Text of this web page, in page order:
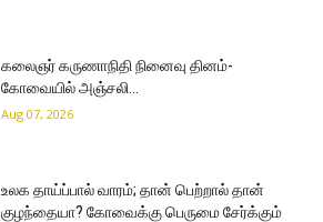
கலைஞர் கருணாநிதி நினைவு தினம்-
கோவையில் அஞ்சலி…
Aug 07, 2026
உலக தாய்ப்பால் வாரம்; தான் பெற்றால் தான்
குழந்தையா? கோவைக்கு பெருமை சேர்க்கும்